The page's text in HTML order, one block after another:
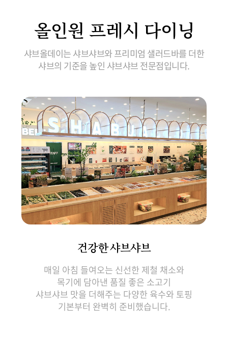
올인원 프레시 다이닝
샤브올데이는 샤브샤브와 프리미엄 샐러드바를 더한
샤브의 기준을 높인 샤브샤브 전문점입니다.
건강한 샤브샤브
매일 아침 들여오는 신선한 제철 채소와
목기에 담아낸 품질 좋은 소고기
샤브샤브 맛을 더해주는 다양한 육수와 토핑
기본부터 완벽히 준비했습니다.